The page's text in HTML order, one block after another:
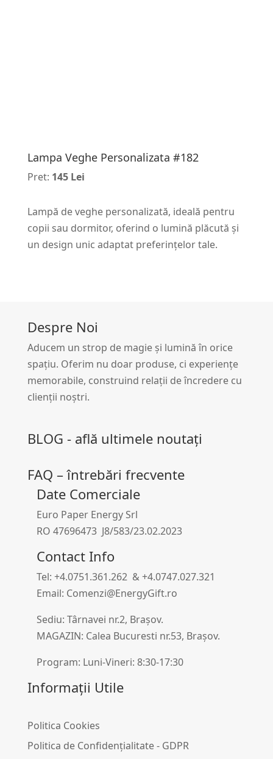
Lampa Veghe Personalizata #182
Pret: 145 Lei
Lampă de veghe personalizată, ideală pentru
copii sau dormitor, oferind o lumină plăcută și
un design unic adaptat preferințelor tale.
Despre Noi
Aducem un strop de magie și lumină în orice
spațiu. Oferim nu doar produse, ci experiențe
memorabile, construind relații de încredere cu
clienții noștri.
BLOG - află ultimele noutați
FAQ – întrebări frecvente
Date Comerciale
Euro Paper Energy Srl
RO 47696473 J8/583/23.02.2023
Contact Info
Tel: +4.0751.361.262 & +4.0747.027.321
Email: Comenzi@EnergyGift.ro
Sediu: Târnavei nr.2, Brașov.
MAGAZIN: Calea Bucuresti nr.53, Brașov.
Program: Luni-Vineri: 8:30-17:30
Informații Utile
Politica Cookies
Politica de Confidențialitate - GDPR